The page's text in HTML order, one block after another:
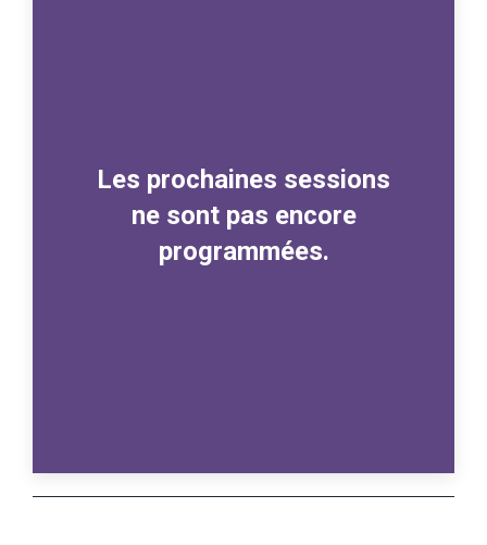
Les prochaines sessions
ne sont pas encore
programmées.